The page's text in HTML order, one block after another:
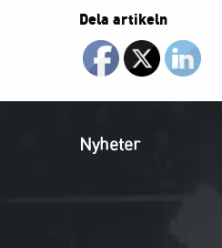
Dela artikeln
Nyheter